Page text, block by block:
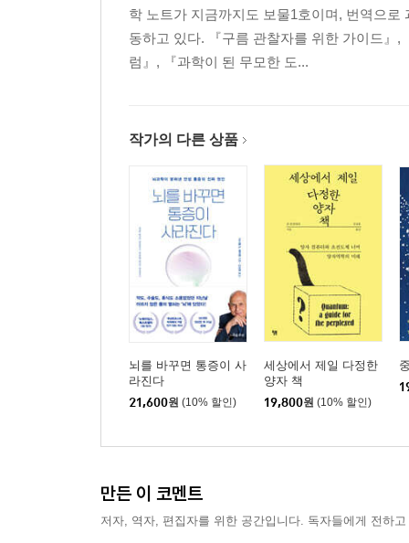
학 노트가 지금까지도 보물1호이며, 번역으
동하고 있다. 『구름 관찰자를 위한 가이드』
럼』, 『과학이 된 무모한 도...
작가의 다른 상품
뇌를 바꾸면 통증이 사
라진다
21,600원 (10% 할인)
세상에서 제일 다정한
양자 책
19,800원 (10% 할인)
만든 이 코멘트
저자, 역자, 편집자를 위한 공간입니다. 독자들에게 전하